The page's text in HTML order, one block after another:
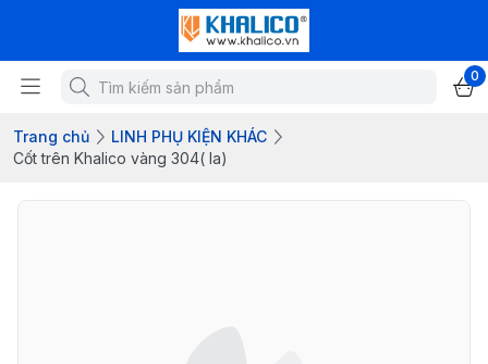
0
Trang chủ
LINH PHỤ KIỆN KHÁC
Cốt trên Khalico vàng 304( la)